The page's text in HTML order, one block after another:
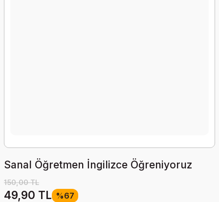
Sanal Öğretmen İngilizce Öğreniyoruz
150,00 TL
49,90 TL %67